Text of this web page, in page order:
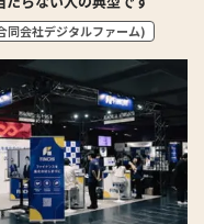
同会社デジタルファーム)